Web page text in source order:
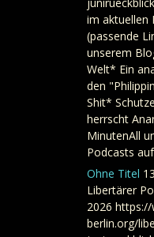
im aktuellen
(passende
unserem
Welt* Ein
den
Shit*
herrscht
MinutenAll
Podcasts
Ohne Titel
Libertärer
2026
berlin.org/